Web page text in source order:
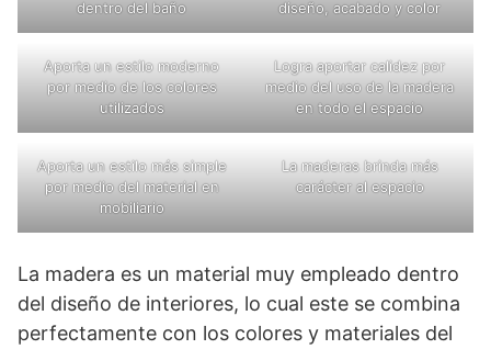
dentro del baño
diseño, acabado y color
Aporta un estilo moderno
por medio de los colores
utilizados
Logra aportar calidez por
medio del uso de la madera
en todo el espacio
Aporta un estilo más simple
por medio del material en
mobiliario
La maderas brinda más
carácter al espacio
La madera es un material muy empleado dentro
del diseño de interiores, lo cual este se combina
perfectamente con los colores y materiales del